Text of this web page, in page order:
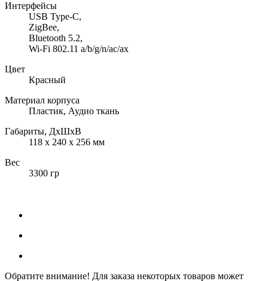
Интерфейсы
USB Type-C,
ZigBee,
Bluetooth 5.2,
Wi-Fi 802.11 a/b/g/n/ac/ax
Цвет
Красный
Материал корпуса
Пластик, Аудио ткань
Габариты, ДхШхВ
118 x 240 x 256 мм
Вес
3300 гр
Обратите внимание! Для заказа некоторых товаров может